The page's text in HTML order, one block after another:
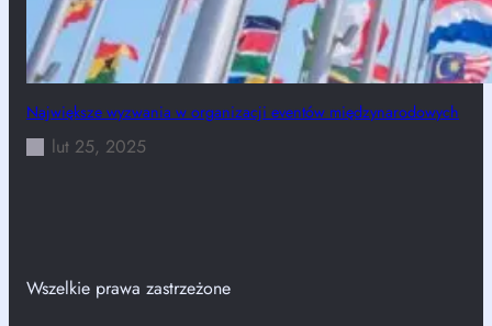
Największe wyzwania w organizacji eventów międzynarodowych
lut 25, 2025
Wszelkie prawa zastrzeżone